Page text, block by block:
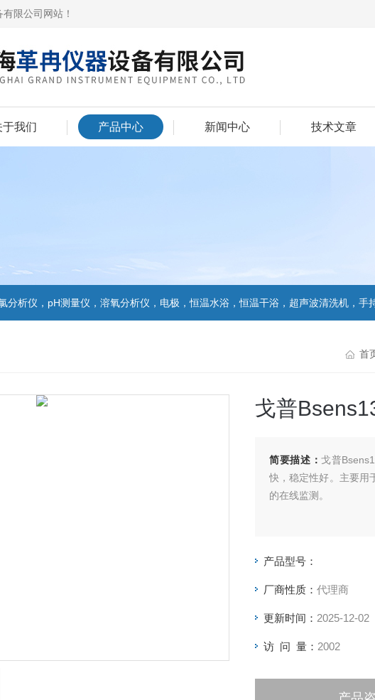
限公司网站！
于我们 产品中心 新闻中心 技术文章
析仪，pH测量仪，溶氧分析仪，电极，恒温水浴，恒温干浴，超声波清洗机，手持式匀浆机
首
戈普
简要描述：戈普
快，稳定性好。主要用
的在线监测。
产品型号：
厂商性质： 代理商
更新时间： 2025-12-02
访 问 量： 2002